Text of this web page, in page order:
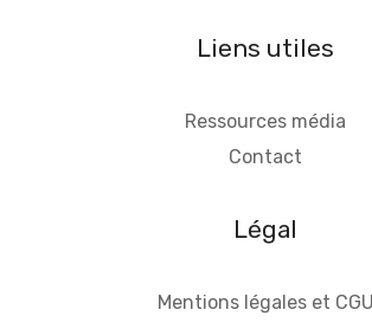
Liens utiles
Ressources média
Contact
Légal
Mentions légales et CGU